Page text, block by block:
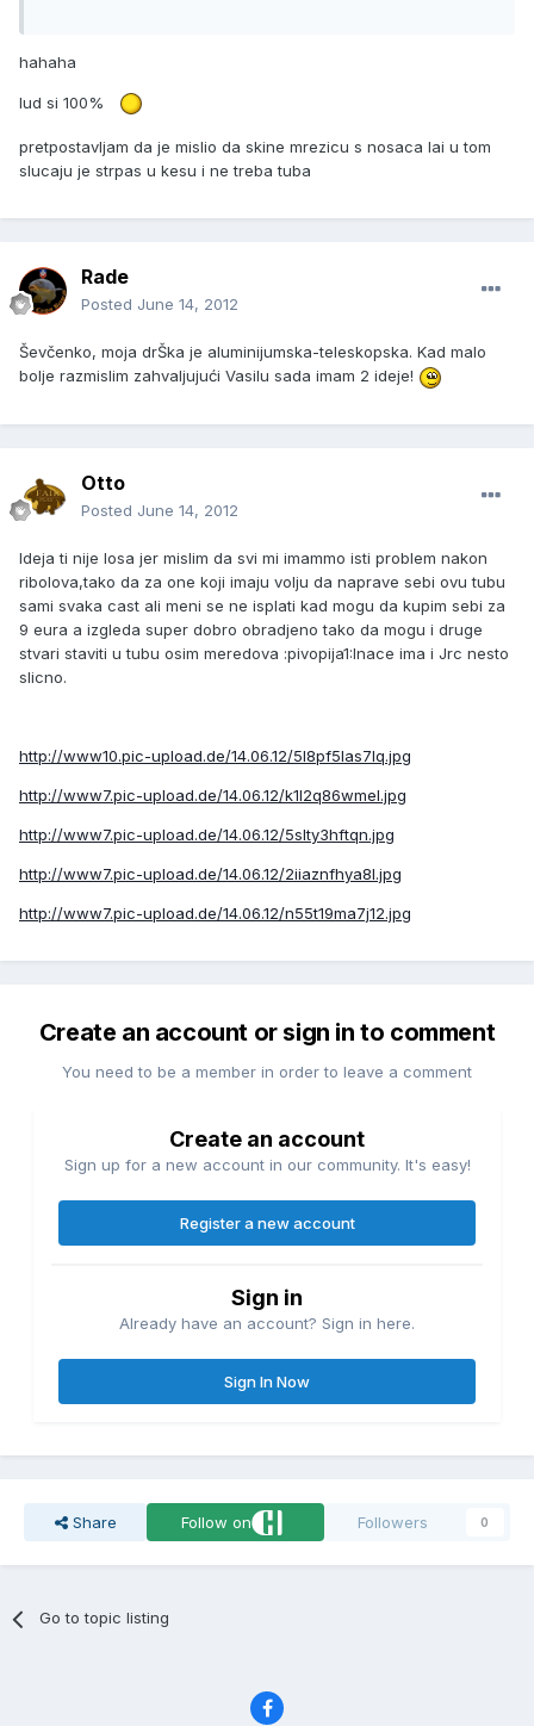
hahaha
lud si 100%
pretpostavljam da je mislio da skine mrezicu s nosaca lai u tom
slucaju je strpas u kesu i ne treba tuba
Rade
Posted June 14, 2012
Ševčenko, moja drŠka je aluminijumska-teleskopska. Kad malo
bolje razmislim zahvaljujući Vasilu sada imam 2 ideje!
Otto
Posted June 14, 2012
Ideja ti nije losa jer mislim da svi mi imammo isti problem nakon
ribolova,tako da za one koji imaju volju da naprave sebi ovu tubu
sami svaka cast ali meni se ne isplati kad mogu da kupim sebi za
9 eura a izgleda super dobro obradjeno tako da mogu i druge
stvari staviti u tubu osim meredova :pivopija1:Inace ima i Jrc nesto
slicno.
http://www10.pic-upload.de/14.06.12/5l8pf5las7lq.jpg
http://www7.pic-upload.de/14.06.12/k1l2q86wmel.jpg
http://www7.pic-upload.de/14.06.12/5slty3hftqn.jpg
http://www7.pic-upload.de/14.06.12/2iiaznfhya8l.jpg
http://www7.pic-upload.de/14.06.12/n55t19ma7j12.jpg
Create an account or sign in to comment
You need to be a member in order to leave a comment
Create an account
Sign up for a new account in our community. It's easy!
Register a new account
Sign in
Already have an account? Sign in here.
Sign In Now
Share Follow on Followers 0
Go to topic listing